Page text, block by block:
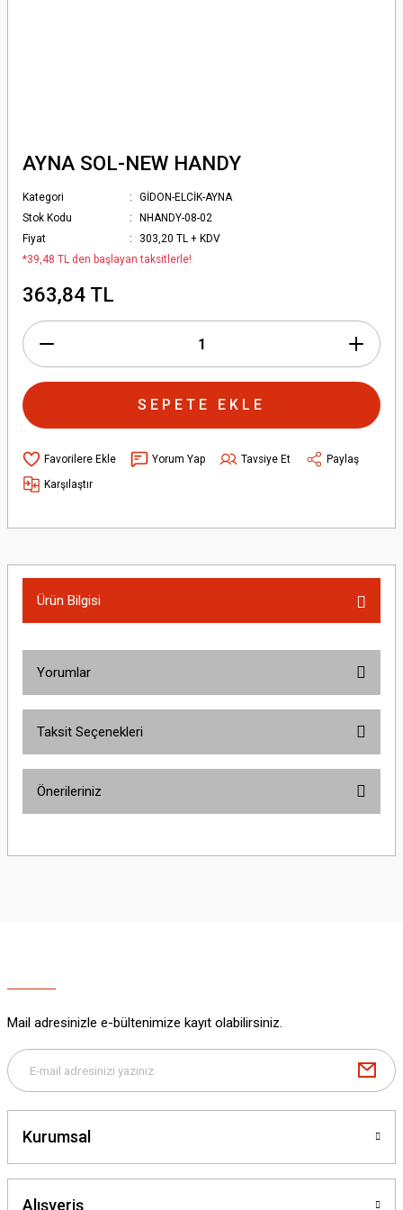
AYNA SOL-NEW HANDY
Kategori
GİDON-ELCİK-AYNA
Stok Kodu
NHANDY-08-02
Fiyat
303,20 TL + KDV
*39,48 TL den başlayan taksitlerle!
363,84 TL
SEPETE EKLE
Yorum Yap Tavsiye Et
Paylaş
Karşılaştır
Ürün Bilgisi
Yorumlar
Taksit Seçenekleri
Önerileriniz
yetersiz gördüğünüz noktaları öneri formunu kullanarak tarafımıza
Bu ürüne benzer farklı alternatifler olmalı.
Mail adresinizle e-bültenimize kayıt olabilirsiniz.
Kurumsal
Alışveriş